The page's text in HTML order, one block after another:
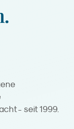
- seit 1999.